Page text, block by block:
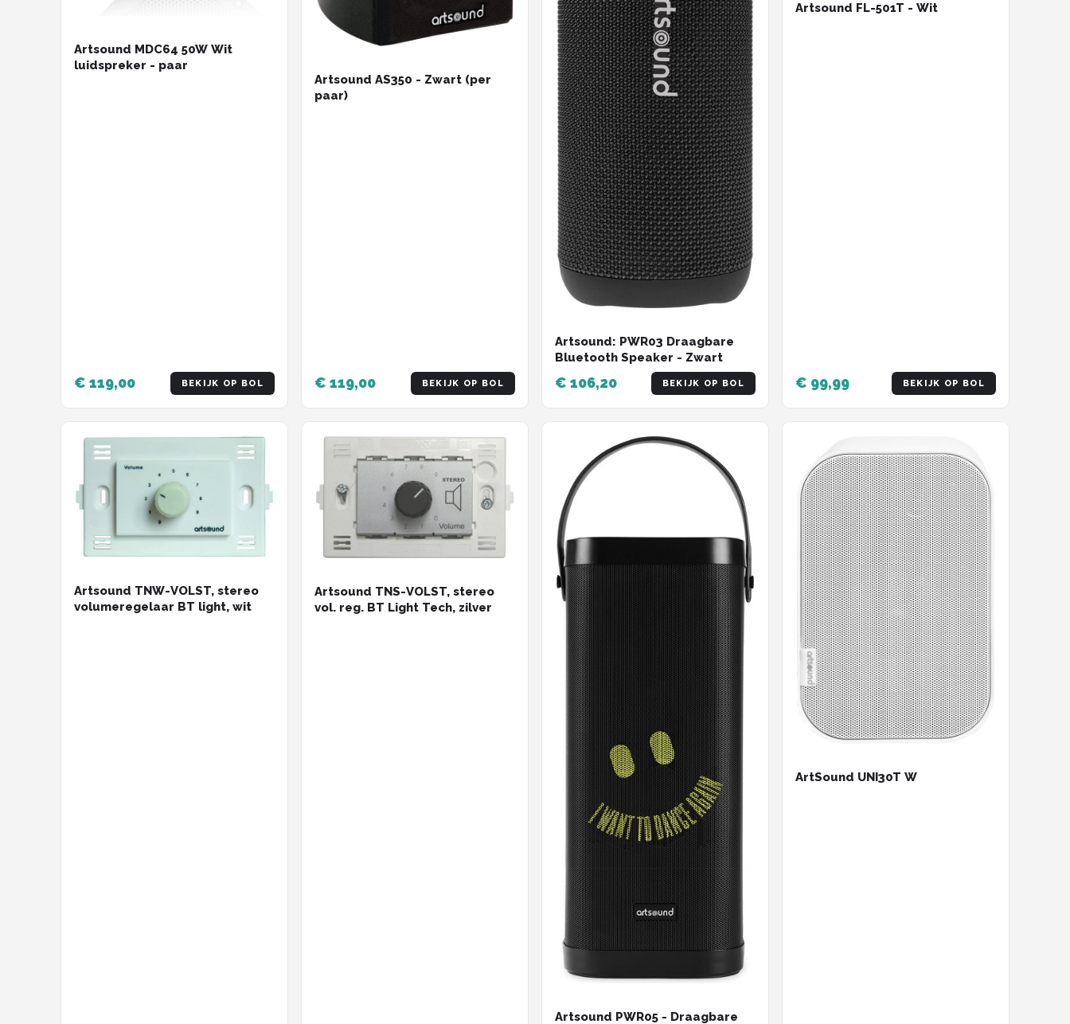
Artsound MDC64 50W Wit
luidspreker - paar
€ 119,00 BEKIJK OP BOL
Artsound AS350 - Zwart (per
paar)
€ 119,00 BEKIJK OP BOL
Artsound: PWR03 Draagbare
Bluetooth Speaker - Zwart
€ 106,20 BEKIJK OP BOL
Artsound FL-501T - Wit
€ 99,99 BEKIJK OP BOL
Artsound TNW-VOLST, stereo
volumeregelaar BT light, wit
Artsound TNS-VOLST, stereo
vol. reg. BT Light Tech, zilver
Artsound PWR05 - Draagbare
ArtSound UNI30T W